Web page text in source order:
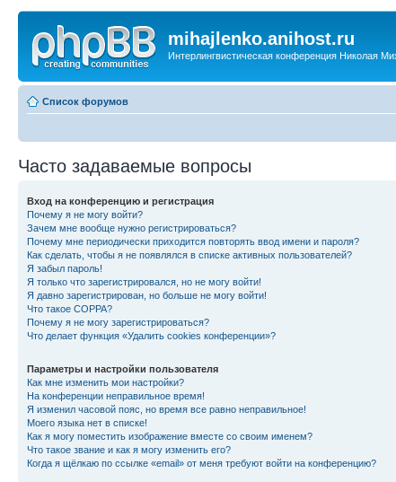
mihajlenko.anihost.ru
Интерлингвистическая конференция Николая
Список форумов
Часто задаваемые вопросы
Вход на конференцию и регистрация
Почему я не могу войти?
Зачем мне вообще нужно регистрироваться?
Почему мне периодически приходится повторять ввод имени и пароля?
Как сделать, чтобы я не появлялся в списке активных пользователей?
Я забыл пароль!
Я только что зарегистрировался, но не могу войти!
Я давно зарегистрирован, но больше не могу войти!
Что такое COPPA?
Почему я не могу зарегистрироваться?
Что делает функция «Удалить cookies конференции»?
Параметры и настройки пользователя
Как мне изменить мои настройки?
На конференции неправильное время!
Я изменил часовой пояс, но время все равно неправильное!
Моего языка нет в списке!
Как я могу поместить изображение вместе со своим именем?
Что такое звание и как я могу изменить его?
Когда я щёлкаю по ссылке «email» от меня требуют войти на конференцию?